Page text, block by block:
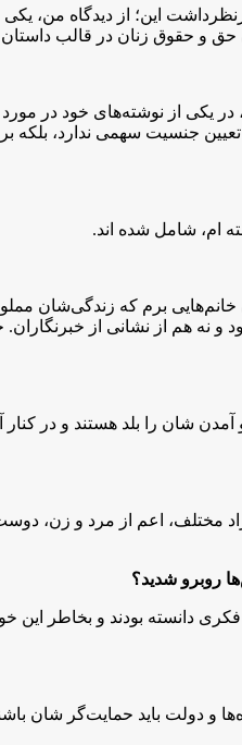
این؛ از دیدگاه من،
حق و حقوق زنان در قالب
یکی از نوشته‌های خود در
تعیین جنسیت سهمی ندارد،
ام، شامل شده اند.
برم که زندگی‌شان
و نه هم از نشانی از
شان را بلد هستند و در
مختلف، اعم از مرد و زن،
روبرو شدید؟
دانسته بودند و بخاطر این
و دولت باید حمایت‌گر شان